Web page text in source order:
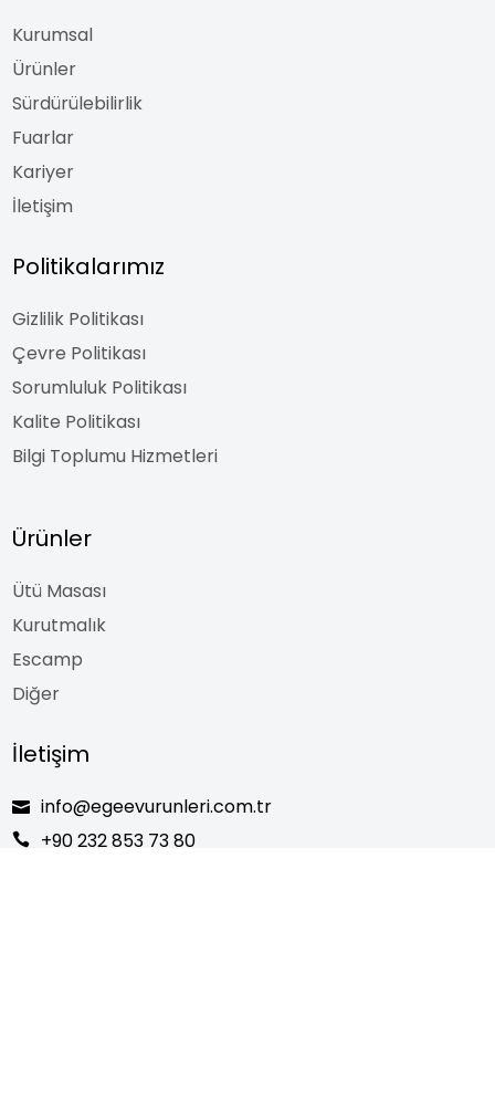
Kurumsal
Ürünler
Sürdürülebilirlik
Fuarlar
Kariyer
İletişim
Politikalarımız
Gizlilik Politikası
Çevre Politikası
Sorumluluk Politikası
Kalite Politikası
Bilgi Toplumu Hizmetleri
Ürünler
Ütü Masası
Kurutmalık
Escamp
Diğer
İletişim
info@egeevurunleri.com.tr
+90 232 853 73 80